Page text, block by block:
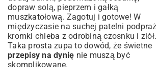
dopraw solą, pieprzem i gałką
muszkatołową. Zagotuj i gotowe! W
międzyczasie na suchej patelni podpraż
kromki chleba z odrobiną czosnku i ziół.
Taka prosta zupa to dowód, że świetne
przepisy na dynię nie muszą być
skomplikowane.